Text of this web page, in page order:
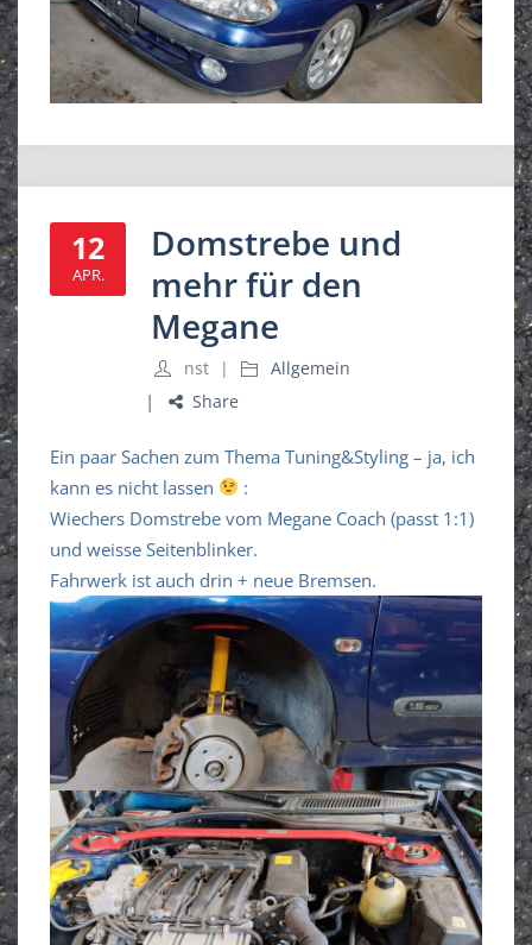
12
APR.
Domstrebe und
mehr für den
Megane
nst
Allgemein
Share
Ein paar Sachen zum Thema Tuning&Styling – ja, ich
kann es nicht lassen
:
Wiechers Domstrebe vom Megane Coach (passt 1:1)
und weisse Seitenblinker.
Fahrwerk ist auch drin + neue Bremsen.